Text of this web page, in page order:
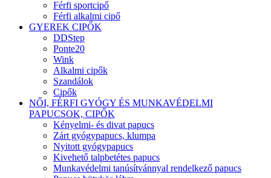
Férfi sportcipő
Férfi alkalmi cipő
GYEREK CIPŐK
DDStep
Ponte20
Wink
Alkalmi cipők
Szandálok
Cipők
NŐI, FÉRFI GYÓGY ÉS MUNKAVÉDELMI
PAPUCSOK, CIPŐK
Kényelmi- és divat papucs
Zárt gyógypapucs, klumpa
Nyitott gyógypapucs
Kivehető talpbetétes papucs
Munkavédelmi tanúsítvánnyal rendelkező papucs